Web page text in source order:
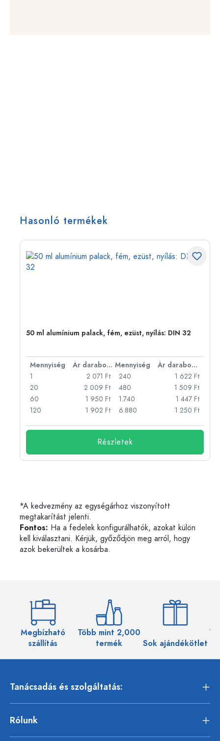
Hasonló termékek
50 ml alumínium palack, fém, ezüst, nyílás: DIN 32
Mennyiség Ár darabonként Mennyiség
Ár darabonként
1
2 071 Ft
20
2 009 Ft
60
1 950 Ft
120
1 902 Ft
240
1 622 Ft
480
1 509 Ft
1.740
1 447 Ft
6.880
1 250 Ft
Részletek
*A kedvezmény az egységárhoz viszonyított
megtakarítást jelenti.
Fontos: Ha a fedelek konfigurálhatók, azokat külön
kell kiválasztani. Kérjük, győződjön meg arról, hogy
azok bekerültek a kosárba.
Megbízható
szállítás
Több mint 2,000
termék
Sok ajándékötlet
Tanácsadás és szolgáltatás:
Rólunk